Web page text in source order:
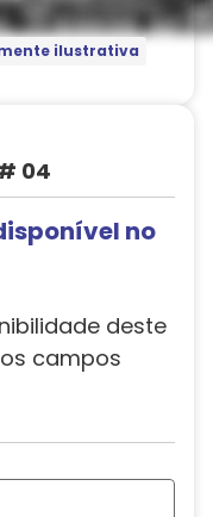
ilustrativa
04
no
deste
campos